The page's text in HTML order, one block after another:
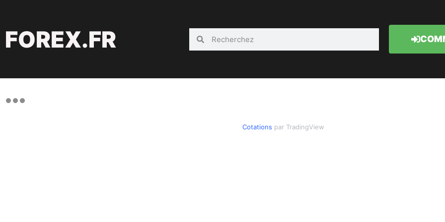
FOREX.FR
Cotations par TradingView